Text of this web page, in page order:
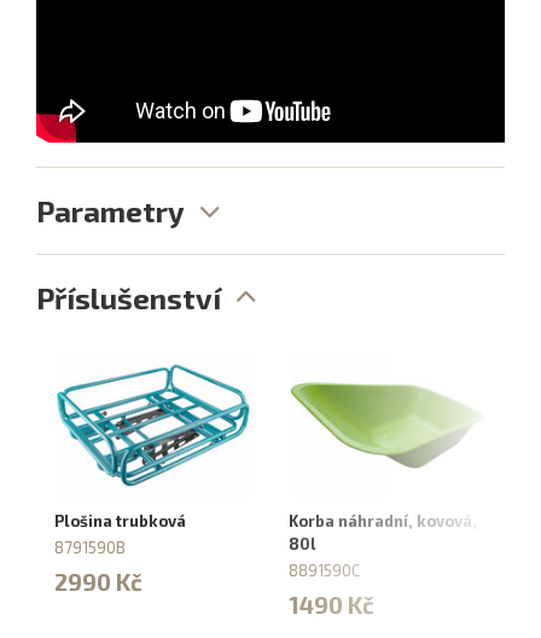
Parametry
Příslušenství
Plošina trubková
8791590B
2990 Kč
Korba náhradní, kovová,
80l
8891590C
1490 Kč